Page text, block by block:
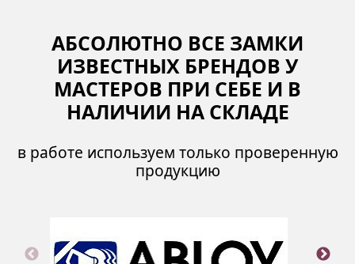
АБСОЛЮТНО ВСЕ ЗАМКИ
ИЗВЕСТНЫХ БРЕНДОВ У
МАСТЕРОВ ПРИ СЕБЕ И В
НАЛИЧИИ НА СКЛАДЕ
в работе используем только проверенную
продукцию